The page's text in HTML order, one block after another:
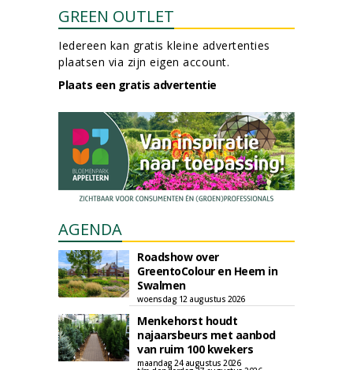
GREEN OUTLET
Iedereen kan gratis kleine advertenties
plaatsen via zijn eigen account.
Plaats een gratis advertentie
AGENDA
Roadshow over
GreentoColour en Heem in
Swalmen
woensdag 12 augustus 2026
Menkehorst houdt
najaarsbeurs met aanbod
van ruim 100 kwekers
maandag 24 augustus 2026